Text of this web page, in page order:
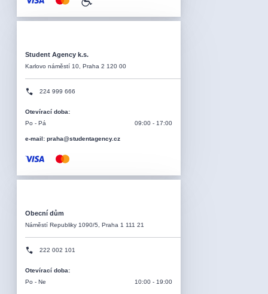
Student Agency k.s.
Karlovo náměstí 10, Praha 2 120 00
224 999 666
Otevírací doba:
Po - Pá
09:00 - 17:00
e-mail: praha@studentagency.cz
Obecní dům
Náměstí Republiky 1090/5, Praha 1 111 21
222 002 101
Otevírací doba:
Po - Ne
10:00 - 19:00